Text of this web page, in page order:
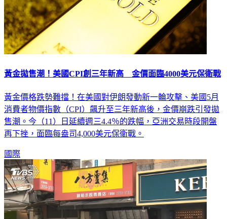
黃金拋售潮！美國CPI創三年新高 金價面臨4000美元保衛戰
黃金價格跌勢難擋！在美國對伊朗發動新一輪攻擊、美國5月
消費者物價指數（CPI）飆升至三年新高後，金價崩跌引發拋
售潮。今（11）日延續週三4.4％的跌幅，亞洲交易時段開盤
再下挫，面臨每盎司4,000美元保衛戰。
國際